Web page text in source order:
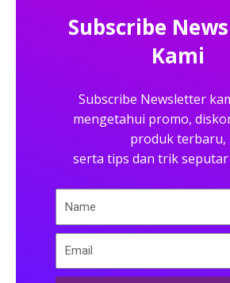
Subscribe
Kami
Subscribe Newsletter
mengetahui promo,
produk terbaru,
serta tips dan trik seputar